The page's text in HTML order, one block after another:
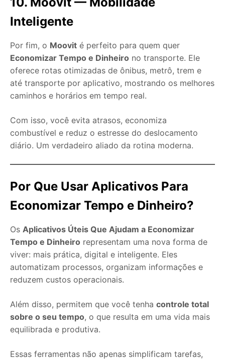
Inteligente
Por fim, o Moovit é perfeito para quem quer
Economizar Tempo e Dinheiro no transporte. Ele
oferece rotas otimizadas de ônibus, metrô, trem e
até transporte por aplicativo, mostrando os melhores
caminhos e horários em tempo real.
Com isso, você evita atrasos, economiza
combustível e reduz o estresse do deslocamento
diário. Um verdadeiro aliado da rotina moderna.
Por Que Usar Aplicativos Para
Economizar Tempo e Dinheiro?
Os Aplicativos Úteis Que Ajudam a Economizar
Tempo e Dinheiro representam uma nova forma de
viver: mais prática, digital e inteligente. Eles
automatizam processos, organizam informações e
reduzem custos operacionais.
Além disso, permitem que você tenha controle total
sobre o seu tempo, o que resulta em uma vida mais
equilibrada e produtiva.
Essas ferramentas não apenas simplificam tarefas,